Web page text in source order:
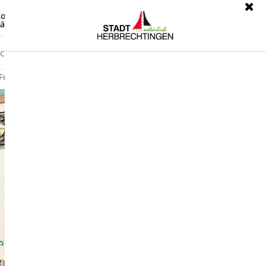
Leichte Sprache